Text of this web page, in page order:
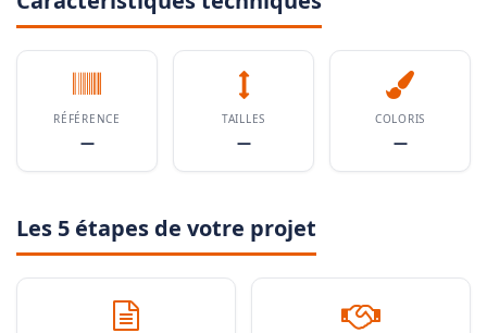
RÉFÉRENCE
—
TAILLES
—
COLORIS
—
Les 5 étapes de votre projet